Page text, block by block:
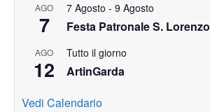
AGO
7
7 Agosto - 9 Agosto
Festa Patronale S. Lorenzo
AGO
12
Tutto il giorno
ArtinGarda
Vedi Calendario